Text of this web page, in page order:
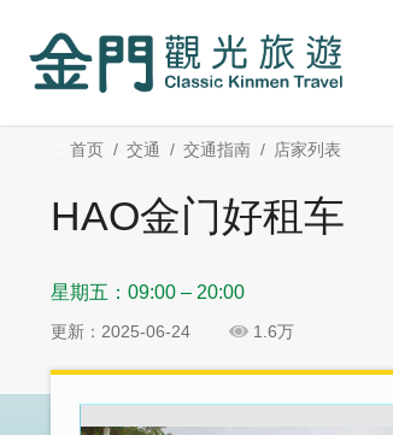
内
首页 交通 交通指南 店家列表
HAO金门好租车
星期五：09:00 – 20:00
更新：2025-06-24 1.6万
分